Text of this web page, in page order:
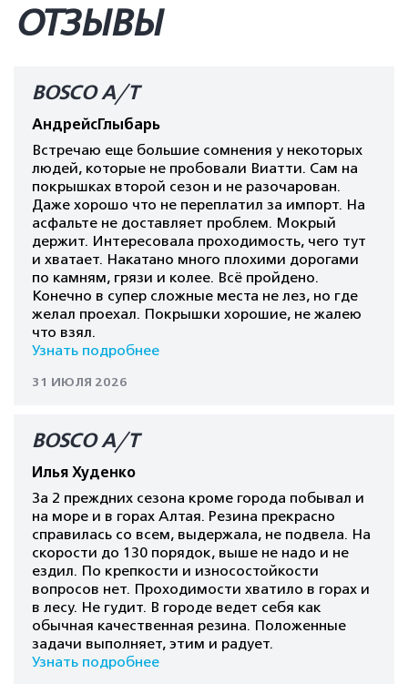
ОТЗЫВЫ
BOSCO A/T
АндрейсГлыбарь
Встречаю еще большие сомнения у некоторых
людей, которые не пробовали Виатти. Сам на
покрышках второй сезон и не разочарован.
Даже хорошо что не переплатил за импорт. На
асфальте не доставляет проблем. Мокрый
держит. Интересовала проходимость, чего тут
и хватает. Накатано много плохими дорогами
по камням, грязи и колее. Всё пройдено.
Конечно в супер сложные места не лез, но где
желал проехал. Покрышки хорошие, не жалею
что взял.
Узнать подробнее
31 ИЮЛЯ 2026
BOSCO A/T
Илья Худенко
За 2 преждних сезона кроме города побывал и
на море и в горах Алтая. Резина прекрасно
справилась со всем, выдержала, не подвела. На
скорости до 130 порядок, выше не надо и не
ездил. По крепкости и износостойкости
вопросов нет. Проходимости хватило в горах и
в лесу. Не гудит. В городе ведет себя как
обычная качественная резина. Положенные
задачи выполняет, этим и радует.
Узнать подробнее